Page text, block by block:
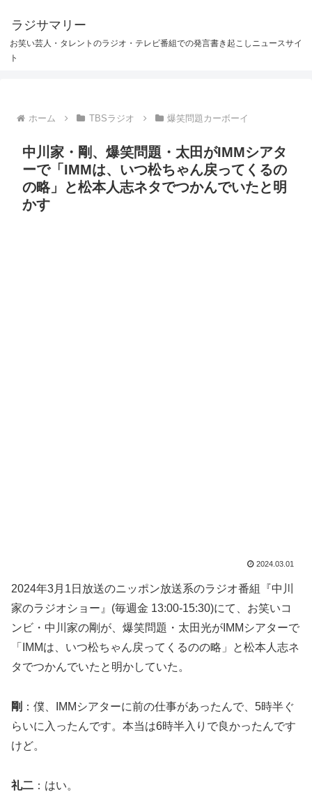
ラジサマリー
お笑い芸人・タレントのラジオ・テレビ番組での発言書き起こしニュースサイ
ト
ホーム TBSラジオ 爆笑問題カーボーイ
中川家・剛、爆笑問題・太田がIMMシアタ
ーで「IMMは、いつ松ちゃん戻ってくるの
の略」と松本人志ネタでつかんでいたと明
かす
2024.03.01
2024年3月1日放送のニッポン放送系のラジオ番組『中川
家のラジオショー』(毎週金 13:00-15:30)にて、お笑いコ
ンビ・中川家の剛が、爆笑問題・太田光がIMMシアターで
「IMMは、いつ松ちゃん戻ってくるのの略」と松本人志ネ
タでつかんでいたと明かしていた。
剛 ：僕、IMMシアターに前の仕事があったんで、5時半ぐ
らいに入ったんです。本当は6時半入りで良かったんです
けど。
礼二 ：はい。